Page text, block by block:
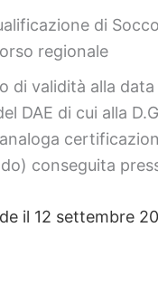
di
regionale
di validità alla
DAE di cui alla
conseguita
il 12 settembre